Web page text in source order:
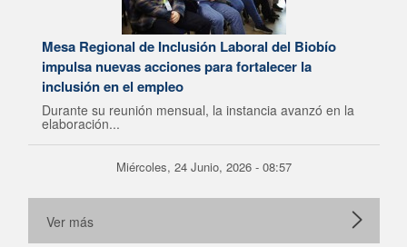
Mesa Regional de Inclusión Laboral del Biobío
impulsa nuevas acciones para fortalecer la
inclusión en el empleo
Durante su reunión mensual, la instancia avanzó en la
elaboración...
Miércoles, 24 Junio, 2026 - 08:57
Ver más